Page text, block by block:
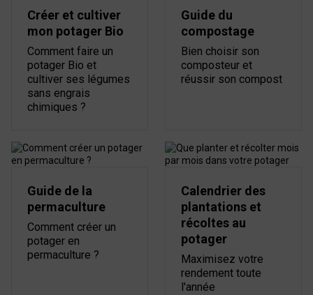
Créer et cultiver
mon potager Bio
Comment faire un
potager Bio et
cultiver ses légumes
sans engrais
chimiques ?
Guide du
compostage
Bien choisir son
composteur et
réussir son compost
Guide de la
permaculture
Comment créer un
potager en
permaculture ?
Calendrier des
plantations et
récoltes au
potager
Maximisez votre
rendement toute
l'année